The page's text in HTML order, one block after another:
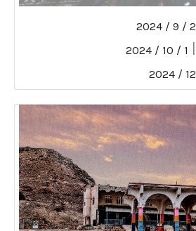
2 / 9 / 2024
1 / 10 / 2024